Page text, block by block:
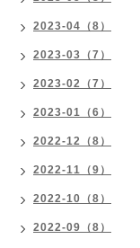
2023-04（8）
2023-03（7）
2023-02（7）
2023-01（6）
2022-12（8）
2022-11（9）
2022-10（8）
2022-09（8）